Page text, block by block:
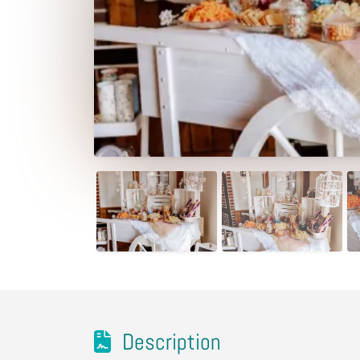
Description